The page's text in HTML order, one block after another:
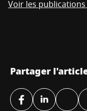
Voir les
Partager